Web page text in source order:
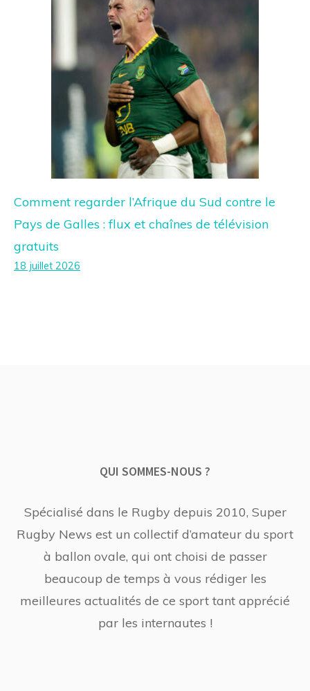
Comment regarder l’Afrique du Sud contre le
Pays de Galles : flux et chaînes de télévision
gratuits
18 juillet 2026
QUI SOMMES-NOUS ?
Spécialisé dans le Rugby depuis 2010, Super
Rugby News est un collectif d’amateur du sport
à ballon ovale, qui ont choisi de passer
beaucoup de temps à vous rédiger les
meilleures actualités de ce sport tant apprécié
par les internautes !